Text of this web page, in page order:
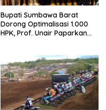
Bupati Sumbawa Barat
Dorong Optimalisasi 1.000
HPK, Prof. Unair Paparkan